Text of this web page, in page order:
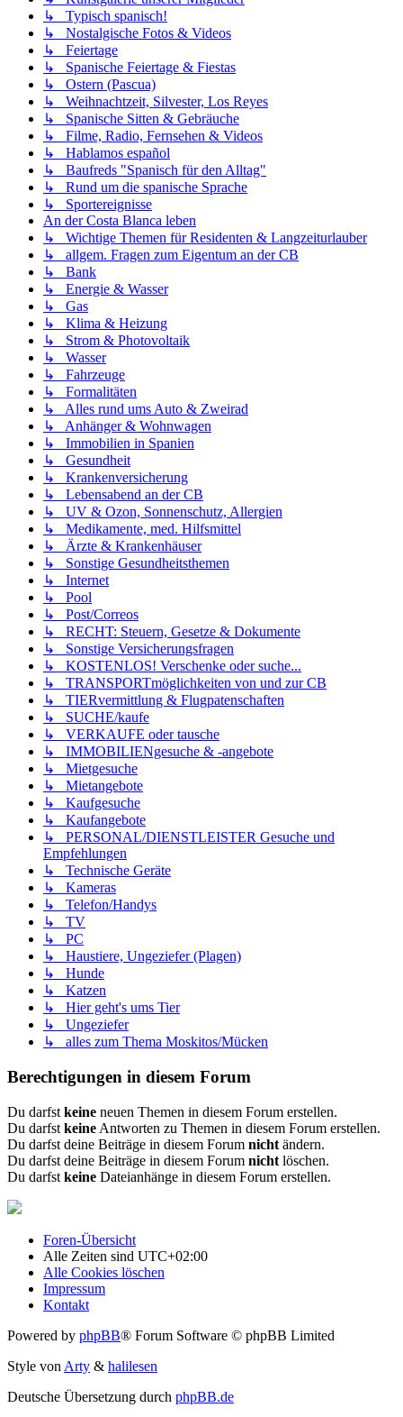
↳ Typisch spanisch!
↳ Nostalgische Fotos & Videos
↳ Feiertage
↳ Spanische Feiertage & Fiestas
↳ Ostern (Pascua)
↳ Weihnachtzeit, Silvester, Los Reyes
↳ Spanische Sitten & Gebräuche
↳ Filme, Radio, Fernsehen & Videos
↳ Hablamos español
↳ Baufreds "Spanisch für den Alltag"
↳ Rund um die spanische Sprache
↳ Sportereignisse
An der Costa Blanca leben
↳ Wichtige Themen für Residenten & Langzeiturlauber
↳ allgem. Fragen zum Eigentum an der CB
↳ Bank
↳ Energie & Wasser
↳ Gas
↳ Klima & Heizung
↳ Strom & Photovoltaik
↳ Wasser
↳ Fahrzeuge
↳ Formalitäten
↳ Alles rund ums Auto & Zweirad
↳ Anhänger & Wohnwagen
↳ Immobilien in Spanien
↳ Gesundheit
↳ Krankenversicherung
↳ Lebensabend an der CB
↳ UV & Ozon, Sonnenschutz, Allergien
↳ Medikamente, med. Hilfsmittel
↳ Ärzte & Krankenhäuser
↳ Sonstige Gesundheitsthemen
↳ Internet
↳ Pool
↳ Post/Correos
↳ RECHT: Steuern, Gesetze & Dokumente
↳ Sonstige Versicherungsfragen
↳ KOSTENLOS! Verschenke oder suche...
↳ TRANSPORTmöglichkeiten von und zur CB
↳ TIERvermittlung & Flugpatenschaften
↳ SUCHE/kaufe
↳ VERKAUFE oder tausche
↳ IMMOBILIENgesuche & -angebote
↳ Mietgesuche
↳ Mietangebote
↳ Kaufgesuche
↳ Kaufangebote
↳ PERSONAL/DIENSTLEISTER Gesuche und
Empfehlungen
↳ Technische Geräte
↳ Kameras
↳ Telefon/Handys
↳ TV
↳ PC
↳ Haustiere, Ungeziefer (Plagen)
↳ Hunde
↳ Katzen
↳ Hier geht's ums Tier
↳ Ungeziefer
↳ alles zum Thema Moskitos/Mücken
Berechtigungen in diesem Forum
Du darfst keine neuen Themen in diesem Forum erstellen.
Du darfst keine Antworten zu Themen in diesem Forum erstellen.
Du darfst deine Beiträge in diesem Forum nicht ändern.
Du darfst deine Beiträge in diesem Forum nicht löschen.
Du darfst keine Dateianhänge in diesem Forum erstellen.
Foren-Übersicht
Alle Zeiten sind UTC+02:00
Alle Cookies löschen
Impressum
Kontakt
Powered by phpBB® Forum Software © phpBB Limited
Style von Arty & halilesen
Deutsche Übersetzung durch phpBB.de